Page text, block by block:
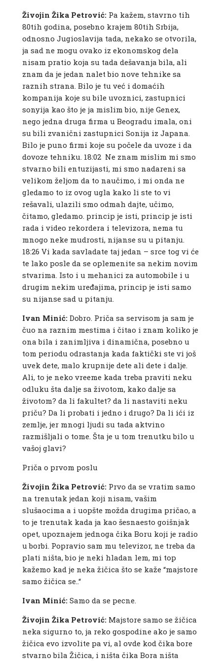
Živojin Žika Petrović:Pa kažem, stavrno tih
80tih godina, posebno krajem 80tih Srbija,
odnosno Jugioslavija tada, nekako se otvorila,
ja sad ne mogu ovako iz ekonomskog dela
nisam pratio koja su tada dešavanja bila, ali
znam da je jedan nalet bio nove tehnike sa
raznih strana. Bilo je tu već i domaćih
kompanija koje su bile uvoznici, zastupnici
sonyija kao što je ja mislim bio, nije Genex,
nego jedna druga firma u Beogradu imala, oni
su bili zvanični zastupnici Sonija iz Japana.
Bilo je puno firmi koje su počele da uvoze i da
dovoze tehniku. 18:02 Ne znam mislim mi smo
stvarno bili entuzijasti, mi smo nadareni sa
velikom željom da to naučimo, i mi onda ne
gledamo to iz ovog ugla kako li ste to vi
rešavali, ulazili smo odmah dajte, učimo,
čitamo, gledamo. princip je isti, princip je isti
rada i video rekordera i televizora, nema tu
mnogo neke mudrosti, nijanse su u pitanju.
18:26 Vi kada savladate taj jedan – srce tog vi će
te lako posle da se oplemenite sa nekim novim
stvarima. Isto i u mehanici za automobile i u
drugim nekim uređajima, princip je isti samo
su nijanse sad u pitanju.
Ivan Minić:Dobro. Priča sa servisom ja sam je
čuo na raznim mestima i čitao i znam koliko je
ona bila i zanimljiva i dinamična, posebno u
tom periodu odrastanja kada faktički ste vi još
uvek dete, malo krupnije dete ali dete i dalje.
Ali, to je neko vreeme kada treba praviti neku
odluku šta dalje sa životom, kako dalje sa
životom? da li fakultet? da li nastaviti neku
priču? Da li probati i jedno i drugo? Da li ići iz
zemlje, jer mnogi ljudi su tada aktvino
razmišljali o tome. Šta je u tom trenutku bilo u
vašoj glavi?
Priča o prvom poslu
Živojin Žika Petrović: Prvo da se vratim samo
na trenutak jedan koji nisam, vašim
slušaocima a i uopšte možda drugima pričao, a
to je trenutak kada ja kao šesnaesto goišnjak
opet, upoznajem jednoga čika Boru koji je radio
u borbi. Popravio sam mu televizor, ne treba da
plati ništa, bio je neki hladan lem, mi top
kažemo kad je neka žičica što se kaže “majstore
samo žičica se..“
Ivan Minić:Samo da se pecne.
Živojin Žika Petrović:Majstore samo se žičica
neka sigurno to, ja reko gospodine ako je samo
žičica evo izvolite pa vi, al ovde kod čika bore
stvarno bila Žičica, i ništa čika Bora ništa